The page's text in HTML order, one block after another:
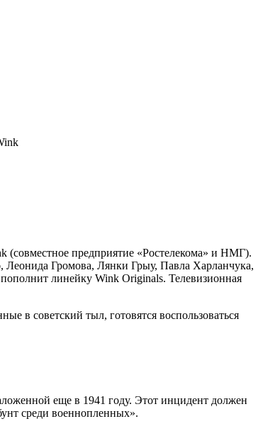
предприятие «Ростелекома» и НМГ).
Леонида Громова, Лянки Грыу, Павла Харланчука,
линейку Wink Originals. Телевизионная
в советский тыл, готовятся воспользоваться
еще в 1941 году. Этот инцидент должен
среди военнопленных».